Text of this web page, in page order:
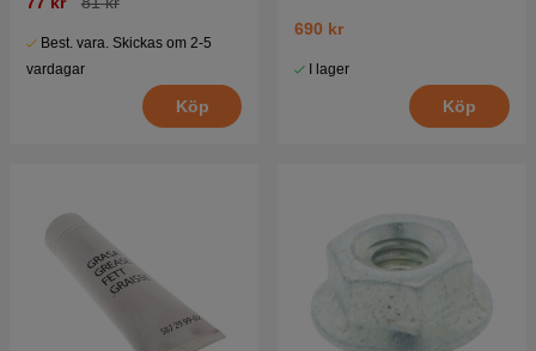
Best. vara. Skickas om 2-5
vardagar
Köp
690 kr
I lager
Köp